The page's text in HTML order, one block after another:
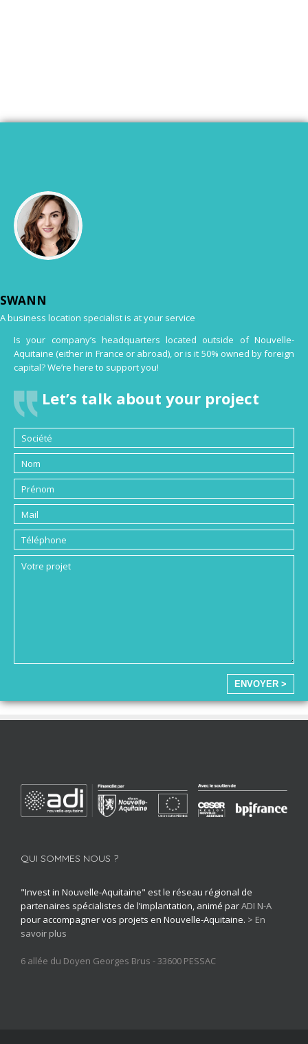
SWANN
A business location specialist is at your service
Is your company’s headquarters located outside of Nouvelle-
Aquitaine (either in France or abroad), or is it 50% owned by foreign
capital? We’re here to support you!
Let’s talk about your project
ENVOYER >
QUI SOMMES NOUS ?
"Invest in Nouvelle-Aquitaine" est le réseau régional de
partenaires spécialistes de l’implantation, animé parADI N-A
pour accompagner vos projets en Nouvelle-Aquitaine. > En
savoir plus
6 allée du Doyen Georges Brus - 33600 PESSAC